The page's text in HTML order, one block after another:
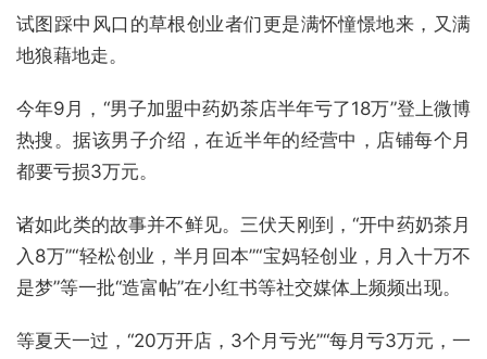
试图踩中风口的草根创业者们更是满怀憧憬地来，又满
地狼藉地走。
今年9月，“男子加盟中药奶茶店半年亏了18万”登上微博
热搜。据该男子介绍，在近半年的经营中，店铺每个月
都要亏损3万元。
诸如此类的故事并不鲜见。三伏天刚到，“开中药奶茶月
入8万”“轻松创业，半月回本”“宝妈轻创业，月入十万不
是梦”等一批“造富帖”在小红书等社交媒体上频频出现。
等夏天一过，“20万开店，3个月亏光”“每月亏3万元，一